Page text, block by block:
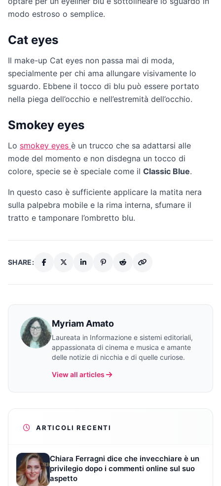
modo estroso o semplice.
Cat eyes
Il make-up Cat eyes non passa mai di moda,
specialmente per chi ama allungare visivamente lo
sguardo. Ebbene il tocco di blu può essere portato
nella piega dell’occhio e nell’estremità dell’occhio.
Smokey eyes
Lo smokey eyes è un trucco che sa adattarsi alle
mode del momento e non disdegna un tocco di
colore, specie se è speciale come il Classic Blue.
In questo caso è sufficiente applicare la matita nera
sulla palpebra mobile e la rima interna, sfumare il
tratto e tamponare l’ombretto blu.
SHARE:
Myriam Amato
Laureata in Informazione e sistemi editoriali,
appassionata di cinema e musica e amante
delle notizie di nicchia e di quelle curiose.
View all articles
ARTICOLI RECENTI
Chiara Ferragni dice che invecchiare è un
privilegio dopo i commenti online sul suo
aspetto